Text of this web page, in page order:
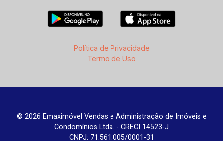
Política de Privacidade
Termo de Uso
© 2026 Emaximóvel Vendas e Administração de Imóveis e
Condomínios Ltda. - CRECI 14523-J
CNPJ: 71.561.005/0001-31